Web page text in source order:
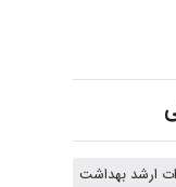
Jafar Tym
ارشد بهداشت